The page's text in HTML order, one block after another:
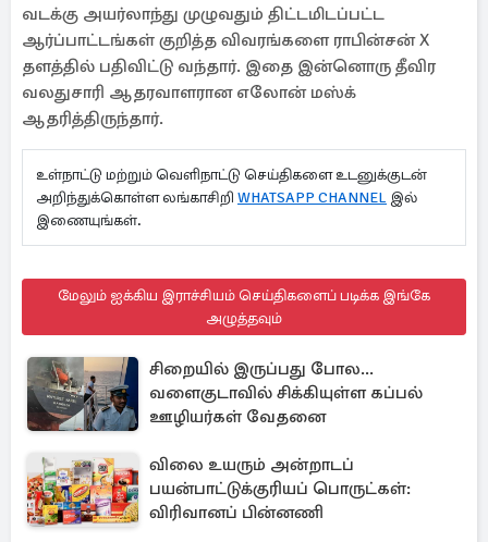
வடக்கு அயர்லாந்து முழுவதும் திட்டமிடப்பட்ட
ஆர்ப்பாட்டங்கள் குறித்த விவரங்களை ராபின்சன் X
தளத்தில் பதிவிட்டு வந்தார். இதை இன்னொரு தீவிர
வலதுசாரி ஆதரவாளரான எலோன் மஸ்க்
ஆதரித்திருந்தார்.
உள்நாட்டு மற்றும் வெளிநாட்டு செய்திகளை உடனுக்குடன்
அறிந்துக்கொள்ள லங்காசிறி WHATSAPP CHANNEL இல்
இணையுங்கள்.
மேலும் ஐக்கிய இராச்சியம் செய்திகளைப் படிக்க இங்கே
அழுத்தவும்
சிறையில் இருப்பது போல...
வளைகுடாவில் சிக்கியுள்ள கப்பல்
ஊழியர்கள் வேதனை
விலை உயரும் அன்றாடப்
பயன்பாட்டுக்குரியப் பொருட்கள்:
விரிவானப் பின்னணி